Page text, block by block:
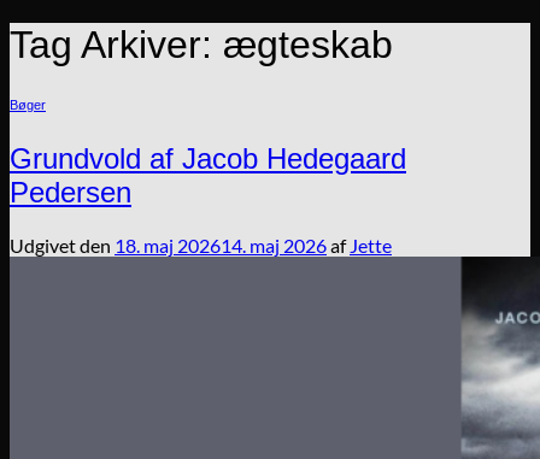
Tag Arkiver: ægteskab
Bøger
Grundvold af Jacob Hedegaard
Pedersen
Udgivet den 18. maj 202614. maj 2026af Jette